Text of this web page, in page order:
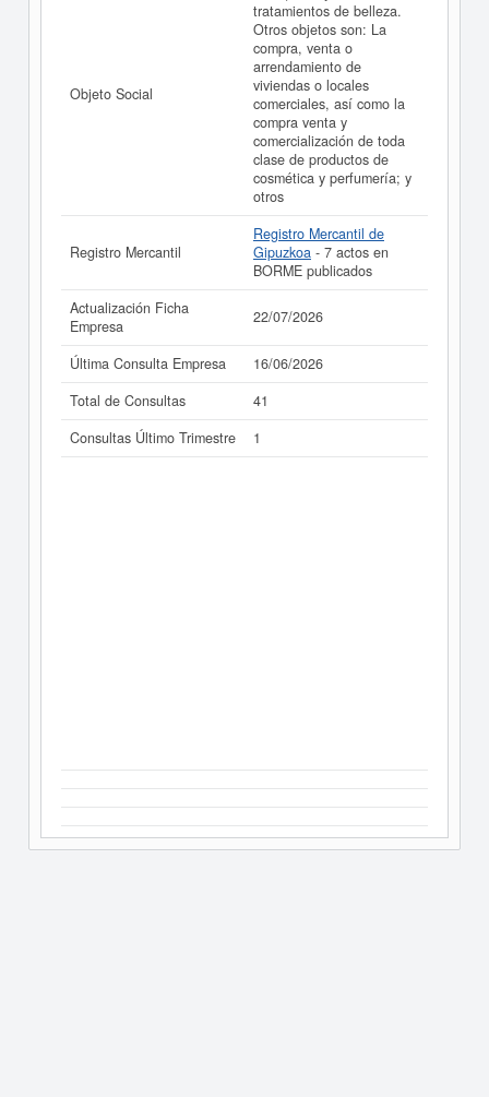
Objeto Social
tratamientos de belleza.
Otros objetos son: La
compra, venta o
arrendamiento de
viviendas o locales
comerciales, así como la
compra venta y
comercialización de toda
clase de productos de
cosmética y perfumería; y
otros
Registro Mercantil
Registro Mercantil de
Gipuzkoa - 7 actos en
BORME publicados
Actualización Ficha
Empresa
22/07/2026
Última Consulta Empresa
16/06/2026
Total de Consultas
41
Consultas Último Trimestre
1